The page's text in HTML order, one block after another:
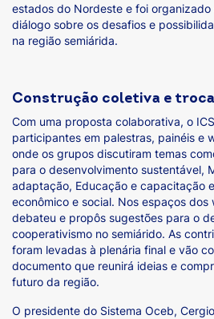
estados do Nordeste e foi
diálogo sobre os desafios e
na região semiárida.
Construção coletiva e troca
Com uma proposta colaborativa, o
participantes em palestras, painéis e
onde os grupos discutiram temas
para o desenvolvimento sustentável,
adaptação, Educação e capacitação
econômico e social. Nos espaços
debateu e propôs sugestões para o
cooperativismo no semiárido. As
foram levadas à plenária final e vão
documento que reunirá ideias e
futuro da região.
O presidente do Sistema Oceb,